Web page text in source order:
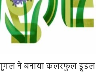
गूगल ने बनाया कलरफुल डूडल